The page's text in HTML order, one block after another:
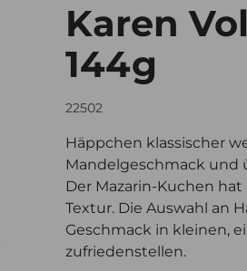
Karen
144g
22502
Häppchen klassischer
Mandelgeschmack und
Der Mazarin-Kuchen
Textur. Die Auswahl an
Geschmack in kleinen,
zufriedenstellen.